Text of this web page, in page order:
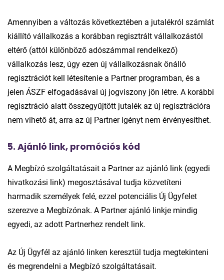
Amennyiben a változás következtében a jutalékról számlát
kiállító vállalkozás a korábban regisztrált vállalkozástól
eltérő (attól különböző adószámmal rendelkező)
vállalkozás lesz, úgy ezen új vállalkozásnak önálló
regisztrációt kell létesítenie a Partner programban, és a
jelen ÁSZF elfogadásával új jogviszony jön létre. A korábbi
regisztráció alatt összegyűjtött jutalék az új regisztrációra
nem vihető át, arra az új Partner igényt nem érvényesíthet.
5. Ajánló link, promóciós kód
A Megbízó szolgáltatásait a Partner az ajánló link (egyedi
hivatkozási link) megosztásával tudja közvetíteni
harmadik személyek felé, ezzel potenciális Új Ügyfelet
szerezve a Megbízónak. A Partner ajánló linkje mindig
egyedi, az adott Partnerhez rendelt link.
Az Új Ügyfél az ajánló linken keresztül tudja megtekinteni
és megrendelni a Megbízó szolgáltatásait.